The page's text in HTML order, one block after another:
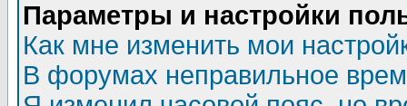
Параметры и настройки
Как мне изменить мои
В форумах неправильное